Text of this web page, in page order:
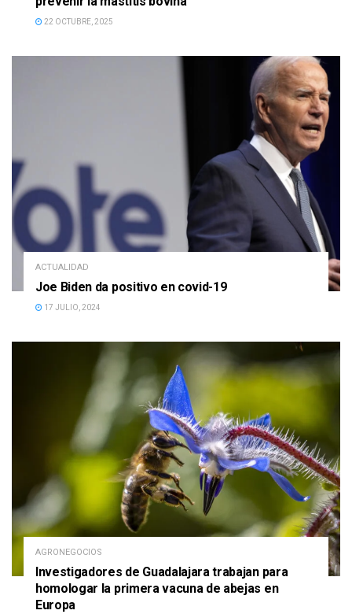
22 OCTUBRE, 2025
ACTUALIDAD
Joe Biden da positivo en covid-19
17 JULIO, 2024
AGRONEGOCIOS
Investigadores de Guadalajara trabajan para
homologar la primera vacuna de abejas en
Europa